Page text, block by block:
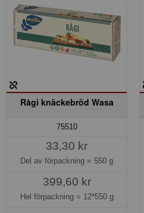
Rågi knäckebröd Wasa
75510
33,30 kr
Del av förpackning = 550 g
399,60 kr
Hel förpackning = 12*550 g